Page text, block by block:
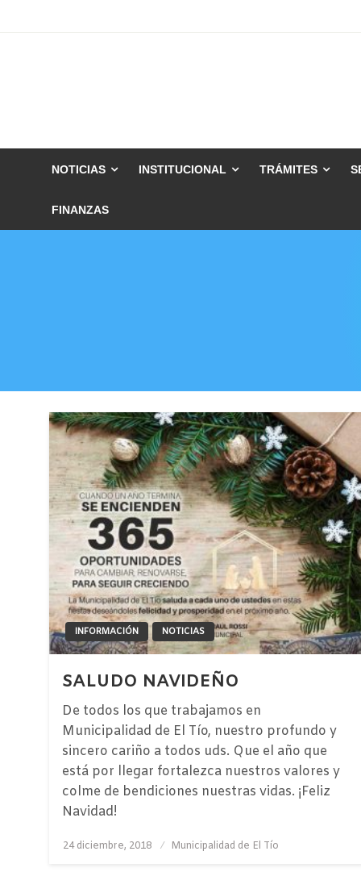
NOTICIAS INSTITUCIONAL TRÁMITES
FINANZAS
INFORMACIÓN NOTICIAS
SALUDO NAVIDEÑO
De todos los que trabajamos en
Municipalidad de El Tío, nuestro profundo y
sincero cariño a todos uds. Que el año que
está por llegar fortalezca nuestros valores y
colme de bendiciones nuestras vidas. ¡Feliz
Navidad!
Publicado
24 diciembre, 2018 Municipalidad de El Tío